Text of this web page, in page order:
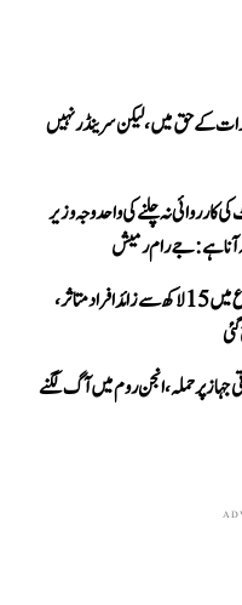
کے حق میں، لیکن سرینڈر نہیں
کی کارروائی نہ چلنے کی واحد وجہ وزیر
آنا ہے: جے رام رمیش
آسام: سیلاب سے 13 اضلاع میں 15 لاکھ سے زائد افراد متاثر،
پر حملہ، انجن روم میں آگ لگنے